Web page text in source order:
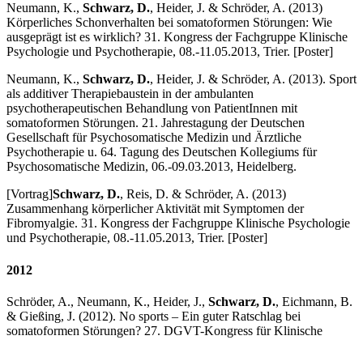
Neumann, K., Schwarz, D., Heider, J. & Schröder, A. (2013)
Körperliches Schonverhalten bei somatoformen Störungen: Wie
ausgeprägt ist es wirklich? 31. Kongress der Fachgruppe Klinische
Psychologie und Psychotherapie, 08.-11.05.2013, Trier. [Poster]
Neumann, K., Schwarz, D., Heider, J. & Schröder, A. (2013). Sport
als additiver Therapiebaustein in der ambulanten
psychotherapeutischen Behandlung von PatientInnen mit
somatoformen Störungen. 21. Jahrestagung der Deutschen
Gesellschaft für Psychosomatische Medizin und Ärztliche
Psychotherapie u. 64. Tagung des Deutschen Kollegiums für
Psychosomatische Medizin, 06.-09.03.2013, Heidelberg.
[Vortrag]Schwarz, D., Reis, D. & Schröder, A. (2013)
Zusammenhang körperlicher Aktivität mit Symptomen der
Fibromyalgie. 31. Kongress der Fachgruppe Klinische Psychologie
und Psychotherapie, 08.-11.05.2013, Trier. [Poster]
2012
Schröder, A., Neumann, K., Heider, J., Schwarz, D., Eichmann, B.
& Gießing, J. (2012). No sports – Ein guter Ratschlag bei
somatoformen Störungen? 27. DGVT-Kongress für Klinische